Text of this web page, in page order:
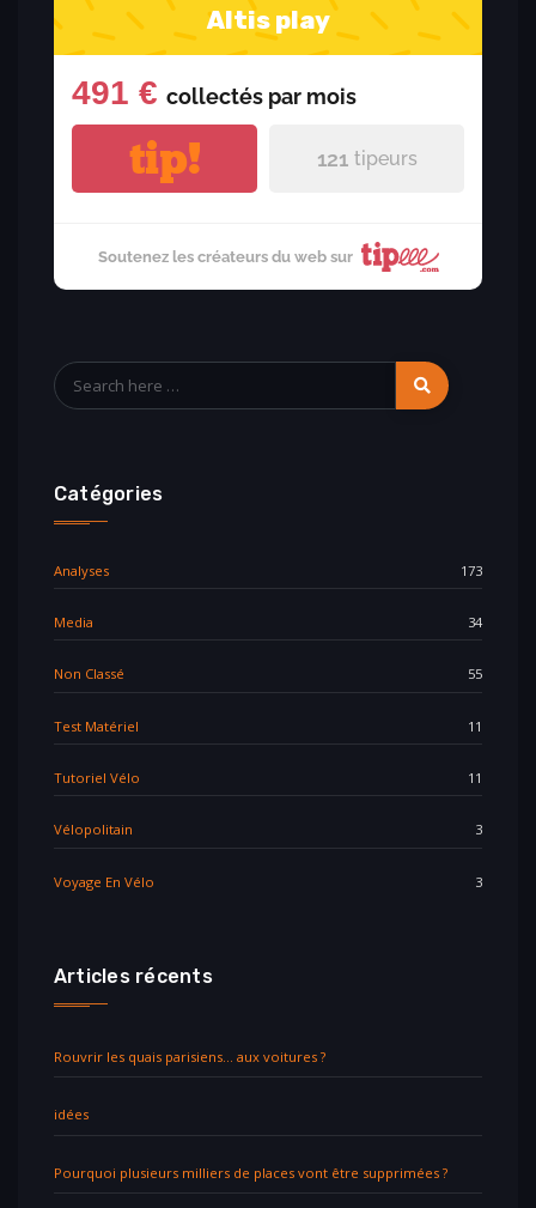
Altis play
491 € collectés par mois
tip! 121 tipeurs
Soutenez les créateurs du web sur
Catégories
Analyses 173
Media 34
Non Classé 55
Test Matériel 11
Tutoriel Vélo 11
Vélopolitain 3
Voyage En Vélo 3
Articles récents
Rouvrir les quais parisiens… aux voitures ?
idées
Pourquoi plusieurs milliers de places vont être supprimées ?